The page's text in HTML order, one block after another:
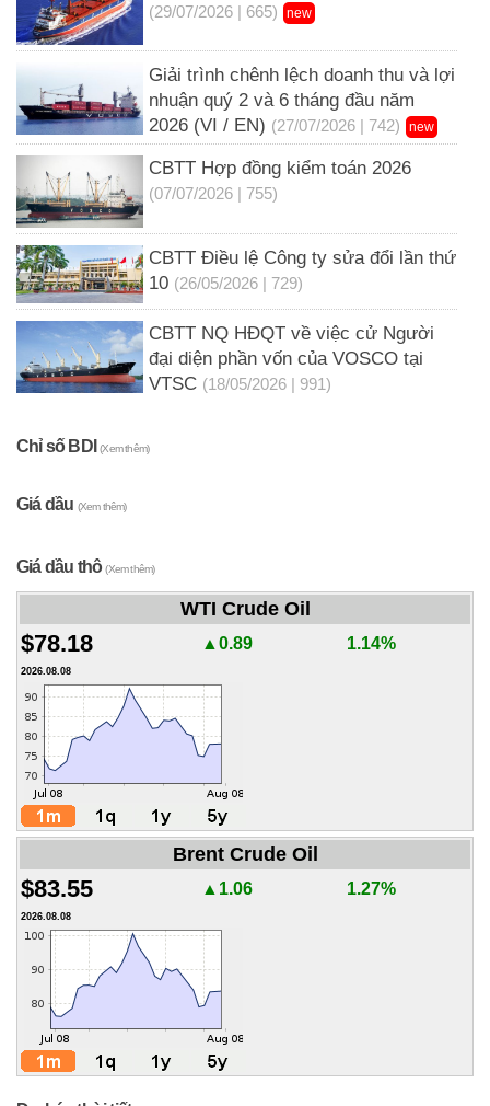
(29/07/2026 | 665) new
Giải trình chênh lệch doanh thu và lợi
nhuận quý 2 và 6 tháng đầu năm
2026 (VI / EN) (27/07/2026 | 742) new
CBTT Hợp đồng kiểm toán 2026
(07/07/2026 | 755)
CBTT Điều lệ Công ty sửa đổi lần thứ
10 (26/05/2026 | 729)
CBTT NQ HĐQT về việc cử Người
đại diện phần vốn của VOSCO tại
VTSC (18/05/2026 | 991)
Chỉ số BDI(Xem thêm)
Giá dầu (Xem thêm)
Giá dầu thô(Xem thêm)
WTI Crude Oil
$78.18 ▲0.89 1.14%
2026.08.08
Brent Crude Oil
$83.55 ▲1.06 1.27%
2026.08.08